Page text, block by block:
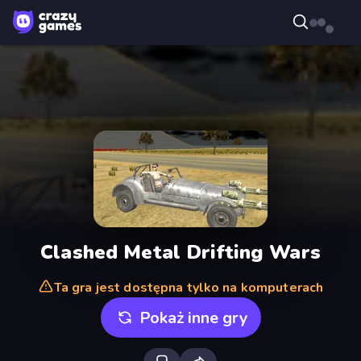
Clashed Metal Drifting Wars
Ta gra jest dostępna tylko na komputerach
Pokaż inne gry